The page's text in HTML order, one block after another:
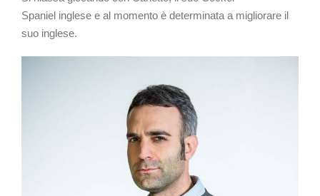
Spaniel inglese e al momento è determinata a migliorare il
suo inglese.